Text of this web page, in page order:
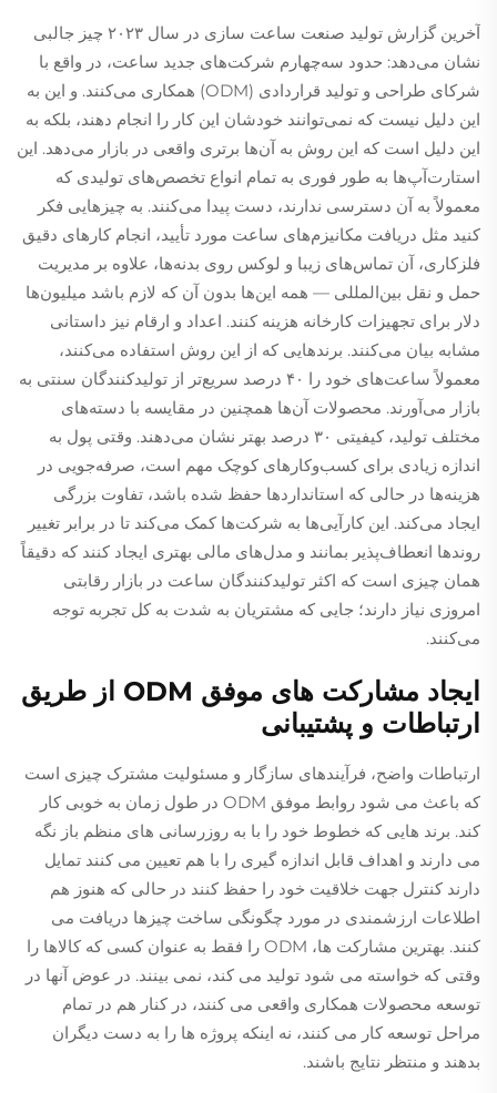
آخرین گزارش تولید صنعت ساعت سازی در سال ۲۰۲۳ چیز جالبی
نشان می‌دهد: حدود سه‌چهارم شرکت‌های جدید ساعت، در واقع با
شرکای طراحی و تولید قراردادی (ODM) همکاری می‌کنند. و این به
این دلیل نیست که نمی‌توانند خودشان این کار را انجام دهند، بلکه به
این دلیل است که این روش به آن‌ها برتری واقعی در بازار می‌دهد. این
استارت‌آپ‌ها به طور فوری به تمام انواع تخصص‌های تولیدی که
معمولاً به آن دسترسی ندارند، دست پیدا می‌کنند. به چیزهایی فکر
کنید مثل دریافت مکانیزم‌های ساعت مورد تأیید، انجام کارهای دقیق
فلزکاری، آن تماس‌های زیبا و لوکس روی بدنه‌ها، علاوه بر مدیریت
حمل و نقل بین‌المللی — همه این‌ها بدون آن که لازم باشد میلیون‌ها
دلار برای تجهیزات کارخانه هزینه کنند. اعداد و ارقام نیز داستانی
مشابه بیان می‌کنند. برندهایی که از این روش استفاده می‌کنند،
معمولاً ساعت‌های خود را ۴۰ درصد سریع‌تر از تولیدکنندگان سنتی به
بازار می‌آورند. محصولات آن‌ها همچنین در مقایسه با دسته‌های
مختلف تولید، کیفیتی ۳۰ درصد بهتر نشان می‌دهند. وقتی پول به
اندازه زیادی برای کسب‌وکارهای کوچک مهم است، صرفه‌جویی در
هزینه‌ها در حالی که استانداردها حفظ شده باشد، تفاوت بزرگی
ایجاد می‌کند. این کارآیی‌ها به شرکت‌ها کمک می‌کند تا در برابر تغییر
روندها انعطاف‌پذیر بمانند و مدل‌های مالی بهتری ایجاد کنند که دقیقاً
همان چیزی است که اکثر تولیدکنندگان ساعت در بازار رقابتی
امروزی نیاز دارند؛ جایی که مشتریان به شدت به کل تجربه توجه
می‌کنند.
ایجاد مشارکت های موفق ODM از طریق
ارتباطات و پشتیبانی
ارتباطات واضح، فرآیندهای سازگار و مسئولیت مشترک چیزی است
که باعث می شود روابط موفق ODM در طول زمان به خوبی کار
کند. برند هایی که خطوط خود را با به روزرسانی های منظم باز نگه
می دارند و اهداف قابل اندازه گیری را با هم تعیین می کنند تمایل
دارند کنترل جهت خلاقیت خود را حفظ کنند در حالی که هنوز هم
اطلاعات ارزشمندی در مورد چگونگی ساخت چیزها دریافت می
کنند. بهترین مشارکت ها، ODM را فقط به عنوان کسی که کالاها را
وقتی که خواسته می شود تولید می کند، نمی بینند. در عوض آنها در
توسعه محصولات همکاری واقعی می کنند، در کنار هم در تمام
مراحل توسعه کار می کنند، نه اینکه پروژه ها را به دست دیگران
بدهند و منتظر نتایج باشند.